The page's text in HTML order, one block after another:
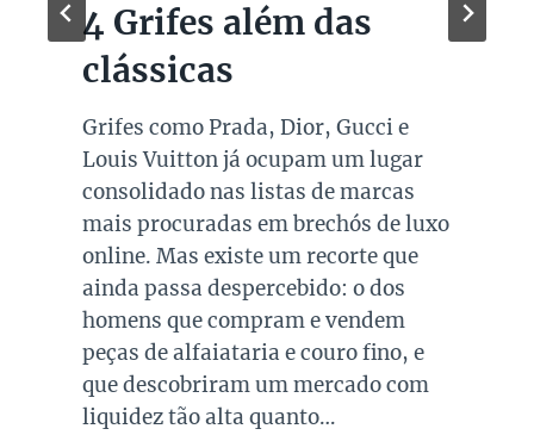
4 Grifes além das
clássicas
Grifes como Prada, Dior, Gucci e
Louis Vuitton já ocupam um lugar
consolidado nas listas de marcas
mais procuradas em brechós de luxo
online. Mas existe um recorte que
ainda passa despercebido: o dos
homens que compram e vendem
peças de alfaiataria e couro fino, e
que descobriram um mercado com
liquidez tão alta quanto…